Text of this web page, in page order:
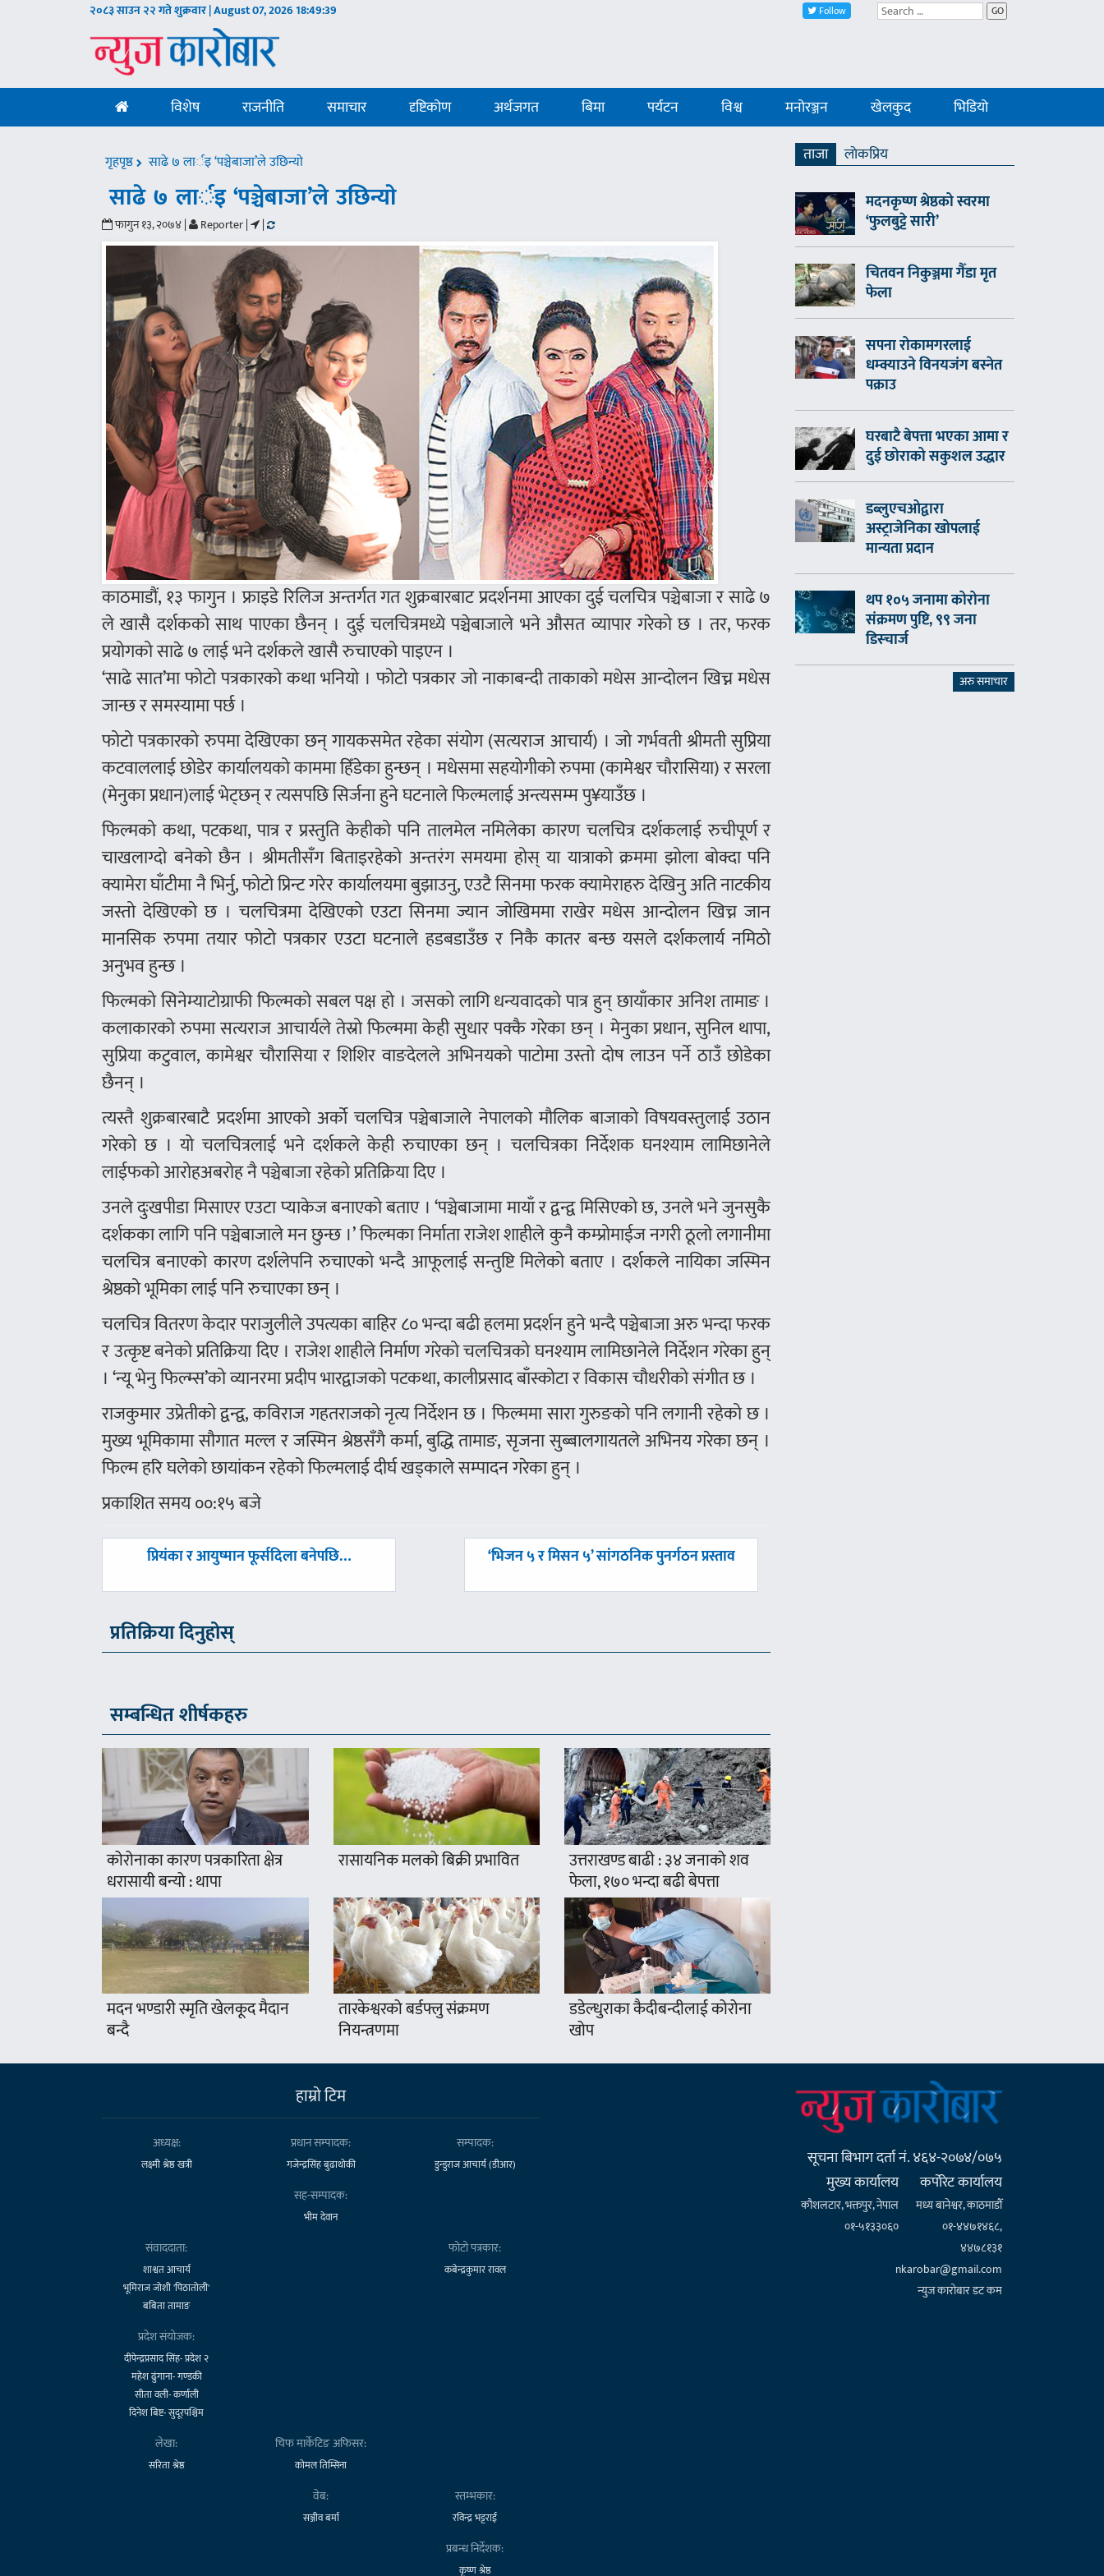
२०८३ साउन २२ गते शुक्रवार | August 07, 202618:49:40 Follow GO
विशेष राजनीति समाचार दृष्टिकोण अर्थजगत बिमा पर्यटन विश्व मनोरञ्जन खेलकुद भिडियो
गृहपृष्ठ साढे ७ लार्इ ‘पञ्चेबाजा’ले उछिन्याे
साढे ७ लार्इ ‘पञ्चेबाजा’ले उछिन्याे
फागुन १३, २०७४ | Reporter | |
काठमाडौं, १३ फागुन । फ्राइडे रिलिज अन्तर्गत गत शुक्रबारबाट प्रदर्शनमा आएका दुई चलचित्र पञ्चेबाजा र साढे ७
ले खासै दर्शकको साथ पाएका छैनन् । दुई चलचित्रमध्ये पञ्चेबाजाले भने औसत व्यापार गरेको छ । तर, फरक
प्रयोगको साढे ७ लाई भने दर्शकले खासै रुचाएको पाइएन ।
‘साढे सात’मा फोटो पत्रकारको कथा भनियो । फोटो पत्रकार जो नाकाबन्दी ताकाको मधेस आन्दोलन खिच्न मधेस
जान्छ र समस्यामा पर्छ ।
फोटो पत्रकारको रुपमा देखिएका छन् गायकसमेत रहेका संयोग (सत्यराज आचार्य) । जो गर्भवती श्रीमती सुप्रिया
कटवाललाई छोडेर कार्यालयको काममा हिँडेका हुन्छन् । मधेसमा सहयोगीको रुपमा (कामेश्वर चौरासिया) र सरला
(मेनुका प्रधान)लाई भेट्छन् र त्यसपछि सिर्जना हुने घटनाले फिल्मलाई अन्त्यसम्म पु¥याउँछ ।
फिल्मको कथा, पटकथा, पात्र र प्रस्तुति केहीको पनि तालमेल नमिलेका कारण चलचित्र दर्शकलाई रुचीपूर्ण र
चाखलाग्दो बनेको छैन । श्रीमतीसँग बिताइरहेको अन्तरंग समयमा होस् या यात्राको क्रममा झोला बोक्दा पनि
क्यामेरा घाँटीमा नै भिर्नु, फोटो प्रिन्ट गरेर कार्यालयमा बुझाउनु, एउटै सिनमा फरक क्यामेराहरु देखिनु अति नाटकीय
जस्तो देखिएको छ । चलचित्रमा देखिएको एउटा सिनमा ज्यान जोखिममा राखेर मधेस आन्दोलन खिच्न जान
मानसिक रुपमा तयार फोटो पत्रकार एउटा घटनाले हडबडाउँछ र निकै कातर बन्छ यसले दर्शकलार्य नमिठो
अनुभव हुन्छ ।
फिल्मको सिनेम्याटोग्राफी फिल्मको सबल पक्ष हो । जसको लागि धन्यवादको पात्र हुन् छायाँकार अनिश तामाङ ।
कलाकारको रुपमा सत्यराज आचार्यले तेस्रो फिल्ममा केही सुधार पक्कै गरेका छन् । मेनुका प्रधान, सुनिल थापा,
सुप्रिया कटुवाल, कामेश्वर चौरासिया र शिशिर वाङदेलले अभिनयको पाटोमा उस्तो दोष लाउन पर्ने ठाउँ छोडेका
छैनन् ।
त्यस्तै शुक्रबारबाटै प्रदर्शमा आएको अर्को चलचित्र पञ्चेबाजाले नेपालको मौलिक बाजाको विषयवस्तुलाई उठान
गरेको छ । यो चलचित्रलाई भने दर्शकले केही रुचाएका छन् । चलचित्रका निर्देशक घनश्याम लामिछानेले
लाईफको आरोहअबरोह नै पञ्चेबाजा रहेको प्रतिक्रिया दिए ।
उनले दुःखपीडा मिसाएर एउटा प्याकेज बनाएको बताए । ‘पञ्चेबाजामा मायाँ र द्वन्द्व मिसिएको छ, उनले भने जुनसुकै
दर्शकका लागि पनि पञ्चेबाजाले मन छुन्छ ।’ फिल्मका निर्माता राजेश शाहीले कुनै कम्प्रोमाईज नगरी ठूलो लगानीमा
चलचित्र बनाएको कारण दर्शलेपनि रुचाएको भन्दै आफूलाई सन्तुष्टि मिलेको बताए । दर्शकले नायिका जस्मिन
श्रेष्ठको भूमिका लाई पनि रुचाएका छन् ।
चलचित्र वितरण केदार पराजुलीले उपत्यका बाहिर ८० भन्दा बढी हलमा प्रदर्शन हुने भन्दै पञ्चेबाजा अरु भन्दा फरक
र उत्कृष्ट बनेको प्रतिक्रिया दिए । राजेश शाहीले निर्माण गरेको चलचित्रको घनश्याम लामिछानेले निर्देशन गरेका हुन्
। ‘न्यू भेनु फिल्म्स’को व्यानरमा प्रदीप भारद्वाजको पटकथा, कालीप्रसाद बाँस्कोटा र विकास चौधरीको संगीत छ ।
राजकुमार उप्रेतीको द्वन्द्व, कविराज गहतराजको नृत्य निर्देशन छ । फिल्ममा सारा गुरुङको पनि लगानी रहेको छ ।
मुख्य भूमिकामा सौगात मल्ल र जस्मिन श्रेष्ठसँगै कर्मा, बुद्धि तामाङ, सृजना सुब्बालगायतले अभिनय गरेका छन् ।
फिल्म हरि घलेको छायांकन रहेको फिल्मलाई दीर्घ खड्काले सम्पादन गरेका हुन् ।
प्रकाशित समय ००:१५ बजे
पछिल्लाे
प्रियंका र आयुष्मान फूर्सदिला बनेपछि…
अघिल्लाे
‘भिजन ५ र मिसन ५’ सांगठनिक पुनर्गठन प्रस्ताव
प्रतिक्रिया दिनुहोस्
सम्बन्धित शीर्षकहरु
कोरोनाका कारण पत्रकारिता क्षेत्र
धरासायी बन्यो : थापा
रासायनिक मलको बिक्री प्रभावित उत्तराखण्ड बाढी : ३४ जनाको शव
फेला, १७० भन्दा बढी बेपत्ता
मदन भण्डारी स्मृति खेलकूद मैदान
बन्दै
तारकेश्वरको बर्डफ्लु संक्रमण
नियन्त्रणमा
डडेल्धुराका कैदीबन्दीलाई कोरोना
खोप
ताजा
लाेकप्रिय
मदनकृष्ण श्रेष्ठको स्वरमा
‘फुलबुट्टे सारी’
चितवन निकुञ्जमा गैँडा मृत
फेला
सपना रोकामगरलाई
धम्क्याउने विनयजंग बस्नेत
पक्राउ
घरबाटै बेपत्ता भएका आमा र
दुई छोराको सकुशल उद्धार
डब्लुएचओद्वारा
अस्ट्राजेनिका खोपलाई
मान्यता प्रदान
थप १०५ जनामा कोरोना
संक्रमण पुष्टि, ९९ जना
डिस्चार्ज
अरु समाचार
हाम्राे टिम
अध्यक्ष:
लक्ष्मी श्रेष्ठ खत्री
प्रधान सम्पादक:
गजेन्द्रसिंह बुढाथोकी
सम्पादक:
डुन्डुराज आचार्य (डीआर)
सह-सम्पादक:
भीम देवान
संवाददाता:
शाश्वत आचार्य
भूमिराज जोशी 'पिठातोली'
बबिता तामाङ
फोटो पत्रकार:
कबेन्द्रकुमार रावल
प्रदेश संयोजक:
दीपेन्द्रप्रसाद सिंह- प्रदेश २
महेश ढुंगाना- गण्डकी
सीता वली- कर्णाली
दिनेश बिष्ट- सुदूरपश्चिम
लेखा:
सरिता श्रेष्ठ
चिफ मार्केटिङ अफिसर:
कोमल तिम्सिना
वेब:
सञ्जीव बर्मा
स्तम्भकार:
रविन्द्र भट्टराई
प्रबन्ध निर्देशक:
कृष्ण श्रेष्ठ
सूचना बिभाग दर्ता नं. ४६४-२०७४/०७५
मुख्य कार्यालय
कौशलटार, भक्तपुर, नेपाल
०१-५१३३०६०
कर्पाेरेट कार्यालय
मध्य बानेश्वर, काठमाडौँ
०१-४४७१४६८,
४४७८१३१
nkarobar@gmail.com
न्युज कारोबार डट कम